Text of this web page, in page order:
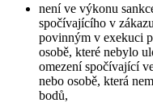
není ve výkonu
spočívajícího v
povinným v exekuci
osobě, které nebylo
omezení spočívající
nebo osobě, která
bodů,